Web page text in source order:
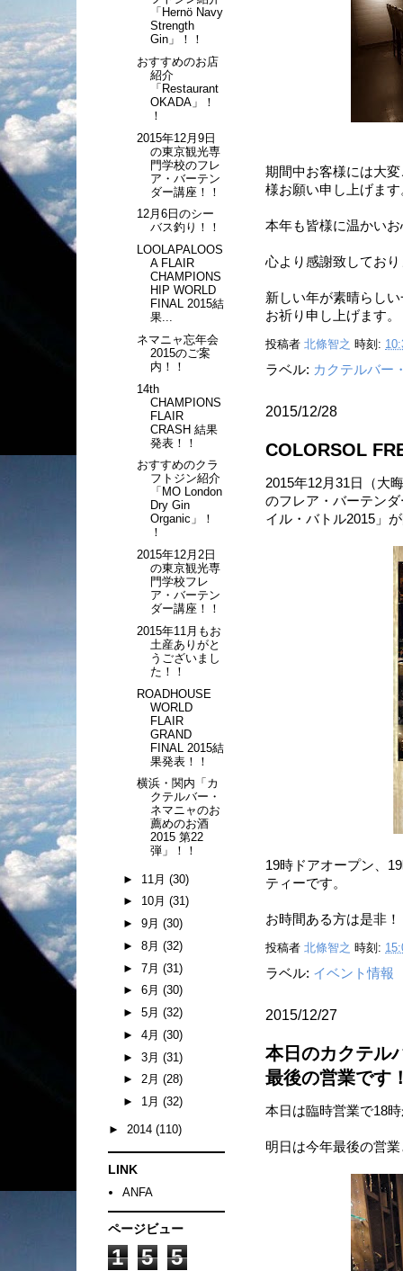
期間中お客様には大
様お願い申し上げます
本年も皆様に温かい
心より感謝致してお
新しい年が素晴らし
お祈り申し上げます。
投稿者 北條智之 時刻:
ラベル: カクテルバー
2015/12/28
COLORSOL
2015年12月31日（大
のフレア・バーテン
イル・バトル2015」
19時ドアオープン、
ティーです。
お時間ある方は是非！
投稿者 北條智之 時刻:
ラベル: イベント情報
2015/12/27
本日のカクテル
最後の営業です
本日は臨時営業で18
明日は今年最後の営
「Hernö Navy
Strength
Gin」！！
おすすめのお店
紹介
「Restaurant
OKADA」！
！
2015年12月9日
の東京観光専
門学校のフレ
ア・バーテン
ダー講座！！
12月6日のシー
バス釣り！！
LOOLAPALOOS
A FLAIR
CHAMPIONS
HIP WORLD
FINAL 2015結
果...
ネマニャ忘年会
2015のご案
内！！
14th
CHAMPIONS
FLAIR
CRASH 結果
発表！！
おすすめのクラ
フトジン紹介
「MO London
Dry Gin
Organic」！
！
2015年12月2日
の東京観光専
門学校フレ
ア・バーテン
ダー講座！！
2015年11月もお
土産ありがと
うございまし
た！！
ROADHOUSE
WORLD
FLAIR
GRAND
FINAL 2015結
果発表！！
横浜・関内「カ
クテルバー・
ネマニャのお
薦めのお酒
2015 第22
弾」！！
► 11月 (30)
► 10月 (31)
► 9月 (30)
► 8月 (32)
► 7月 (31)
► 6月 (30)
► 5月 (32)
► 4月 (30)
► 3月 (31)
► 2月 (28)
► 1月 (32)
► 2014 (110)
LINK
ANFA
ページビュー
1 5
5